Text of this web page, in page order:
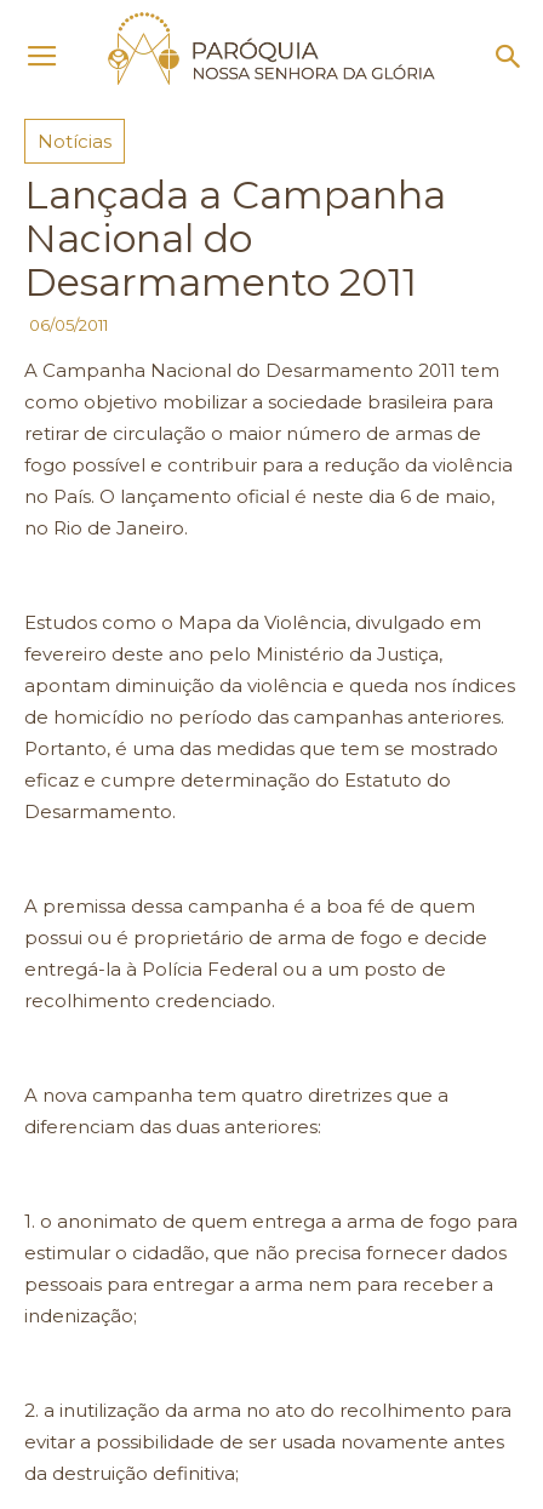
Notícias
Notícias
Lançada a Campanha
Nacional do
Desarmamento 2011
06/05/2011
A Campanha Nacional do Desarmamento 2011 tem
como objetivo mobilizar a sociedade brasileira para
retirar de circulação o maior número de armas de
fogo possível e contribuir para a redução da violência
no País. O lançamento oficial é neste dia 6 de maio,
no Rio de Janeiro.
Estudos como o Mapa da Violência, divulgado em
fevereiro deste ano pelo Ministério da Justiça,
apontam diminuição da violência e queda nos índices
de homicídio no período das campanhas anteriores.
Portanto, é uma das medidas que tem se mostrado
eficaz e cumpre determinação do Estatuto do
Desarmamento.
A premissa dessa campanha é a boa fé de quem
possui ou é proprietário de arma de fogo e decide
entregá-la à Polícia Federal ou a um posto de
recolhimento credenciado.
A nova campanha tem quatro diretrizes que a
diferenciam das duas anteriores:
1. o anonimato de quem entrega a arma de fogo para
estimular o cidadão, que não precisa fornecer dados
pessoais para entregar a arma nem para receber a
indenização;
2. a inutilização da arma no ato do recolhimento para
evitar a possibilidade de ser usada novamente antes
da destruição definitiva;